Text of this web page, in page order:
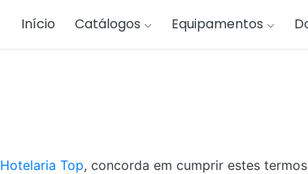
Início Catálogos Equipamentos
Hotelaria Top, concorda em cumprir estes